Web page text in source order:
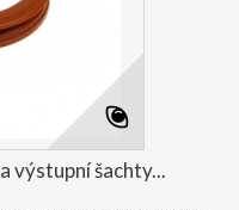
výstupní šachty...